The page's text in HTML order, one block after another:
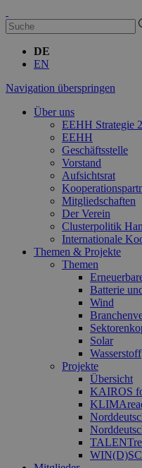
DE
EN
Navigation überspringen
Über uns
EEHH Strategie
EEHH
Geschäftsstelle
Vorstand
Aufsichtsrat
Mitgliedschaften
Der Verein
Clusterpolitik
Internationale
Themen & Projekte
Themen
Batterie
Wind
Solar
Wasserstoff
Projekte
Übersicht
KAIROS